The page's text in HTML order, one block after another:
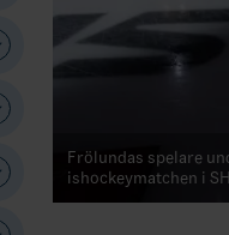
Frölundas spelare
ishockeymatchen i